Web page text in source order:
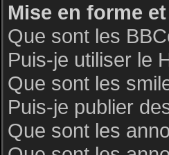
Mise en forme
Que sont les
Puis-je utiliser le
Que sont les
Puis-je publier
Que sont les